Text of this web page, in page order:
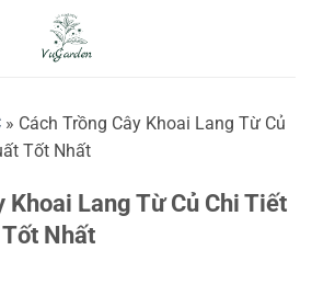
» Cách Trồng Cây Khoai Lang Từ Củ
Tốt Nhất
Khoai Lang Từ Củ Chi Tiết
Nhất